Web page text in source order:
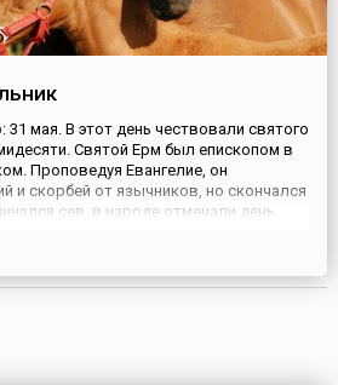
мая. В этот день чествовали святого
Святой Ерм был епископом в
Проповедуя Евангелие, он
и скорбей от язычников, но скончался
сев, в народе отмечали день